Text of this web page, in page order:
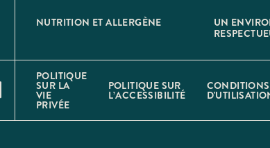
NUTRITION ET ALLERGÈNE
UN
POLITIQUE
SUR LA
VIE
PRIVÉE
POLITIQUE SUR
L’ACCESSIBILITÉ
CONDITIONS